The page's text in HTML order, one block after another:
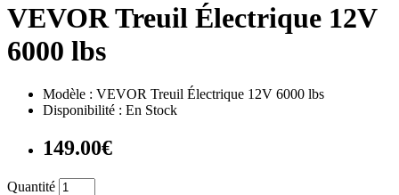
VEVOR Treuil Électrique 12V
6000 lbs
Modèle : VEVOR Treuil Électrique 12V 6000 lbs
Disponibilité : En Stock
149.00€
Quantité